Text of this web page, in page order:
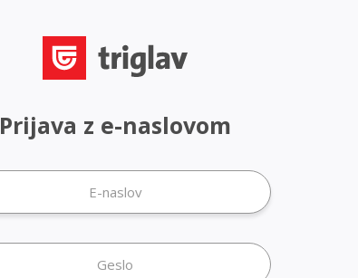
Prijava z e-naslovom